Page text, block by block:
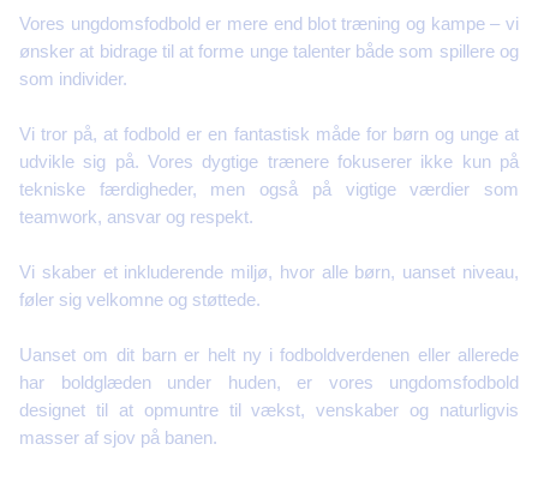
Vores ungdomsfodbold er mere end blot træning og kampe – vi
ønsker at bidrage til at forme unge talenter både som spillere og
som individer.
Vi tror på, at fodbold er en fantastisk måde for børn og unge at
udvikle sig på. Vores dygtige trænere fokuserer ikke kun på
tekniske færdigheder, men også på vigtige værdier som
teamwork, ansvar og respekt.
Vi skaber et inkluderende miljø, hvor alle børn, uanset niveau,
føler sig velkomne og støttede.
Uanset om dit barn er helt ny i fodboldverdenen eller allerede
har boldglæden under huden, er vores ungdomsfodbold
designet til at opmuntre til vækst, venskaber og naturligvis
masser af sjov på banen.